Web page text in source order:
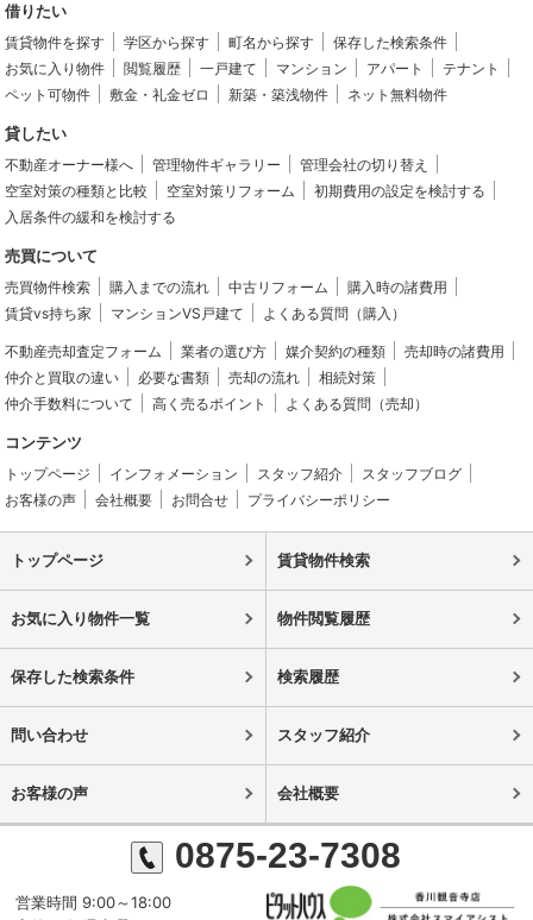
借りたい
賃貸物件を探す 学区から探す 町名から探す
保存した検索条件
お気に入り物件
閲覧履歴 一戸建て マンション アパート
テナント
ペット可物件
敷金・礼金ゼロ 新築・築浅物件 ネット無料物件
貸したい
不動産オーナー様へ 管理物件ギャラリー
管理会社の切り替え
空室対策の種類と比較
空室対策リフォーム
初期費用の設定を検討する
入居条件の緩和を検討する
売買について
売買物件検索 購入までの流れ 中古リフォーム
購入時の諸費用
賃貸vs持ち家
マンションVS戸建て よくある質問（購入）
不動産売却査定フォーム 業者の選び方 媒介契約の種類
売却時の諸費用
仲介と買取の違い
必要な書類 売却の流れ
相続対策
仲介手数料について
高く売るポイント よくある質問（売却）
コンテンツ
トップページ インフォメーション スタッフ紹介
スタッフブログ
お客様の声
会社概要 お問合せ プライバシーポリシー
トップページ 賃貸物件検索
お気に入り物件一覧 物件閲覧履歴
保存した検索条件 検索履歴
問い合わせ スタッフ紹介
お客様の声 会社概要
0875-23-7308
営業時間 9:00～18:00